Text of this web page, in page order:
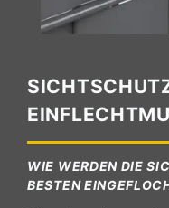
WIE WERDEN DIE
BESTEN